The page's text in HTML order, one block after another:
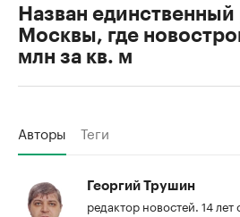
Назван единственный
Москвы, где
млн за кв. м
Авторы Теги
Георгий Трушин
редактор новостей. 14